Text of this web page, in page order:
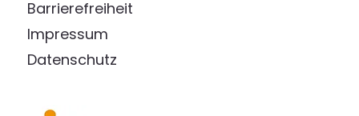
Barrierefreiheit
Impressum
Datenschutz